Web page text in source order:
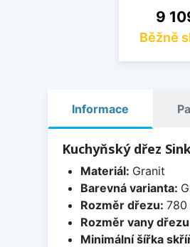
Cena
9
Běžně
Informace
Kuchyňský dřez
Materiál: Granit
Barevná varianta:
Rozměr dřezu:
Rozměr vany
Minimální šířka